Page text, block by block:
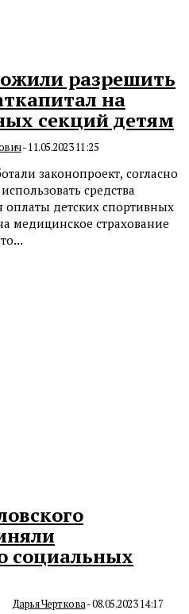
разрешить
на
секций детям
-11.05.2023 11:25
законопроект, согласно
средства
оплаты детских спортивных
медицинское страхование
социальных
Дарья Черткова-08.05.2023 14:17